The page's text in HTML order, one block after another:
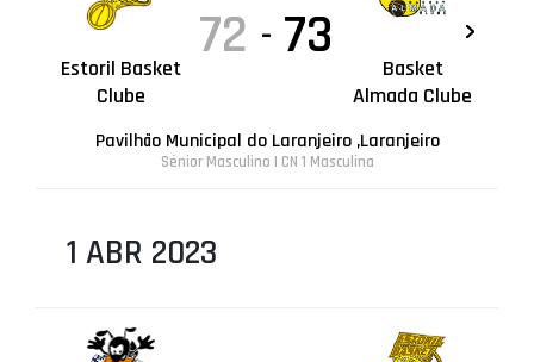
Estoril Basket
Clube
72 - 73
Basket
Almada Clube
Pavilhão Municipal do Laranjeiro ,Laranjeiro
Sénior Masculino | CN 1 Masculina
1 ABR 2023